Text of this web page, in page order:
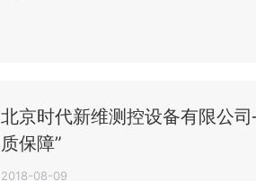
北京时代新维测控设备有限公
质保障”
2018-08-09